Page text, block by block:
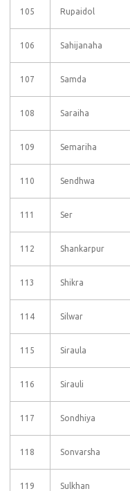
105 Rupaidol
106 Sahijanaha
107 Samda
108 Saraiha
109 Semariha
110 Sendhwa
111 Ser
112 Shankarpur
113 Shikra
114 Silwar
115 Siraula
116 Sirauli
117 Sondhiya
118 Sonvarsha
119 Sulkhan